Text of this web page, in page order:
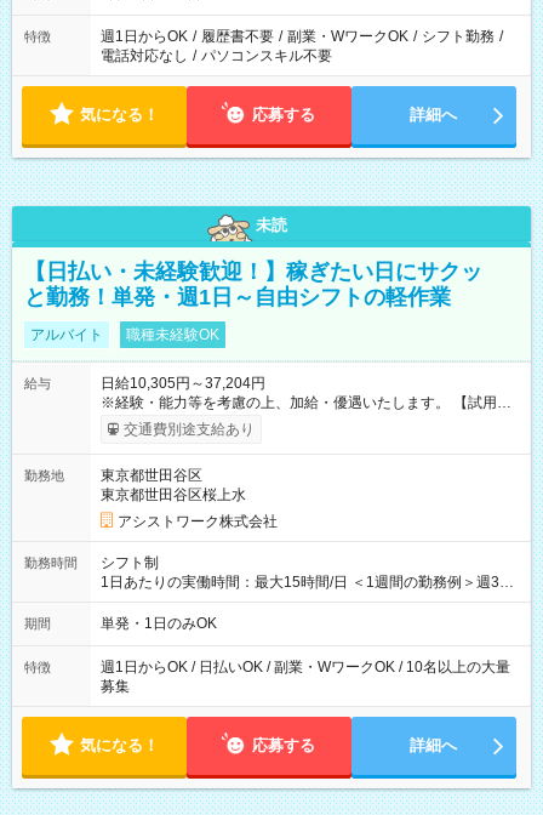
特徴 週1日からOK / 履歴書不要 / 副業・WワークOK / シフト勤務 /
電話対応なし / パソコンスキル不要
気になる！ 応募する 詳細へ
未読
【日払い・未経験歓迎！】稼ぎたい日にサクッ
と勤務！単発・週1日～自由シフトの軽作業
アルバイト 職種未経験OK
給与
日給10,305円～37,204円
※経験・能力等を考慮の上、加給・優遇いたします。 【試用期
間】試用期間なし
交通費別途支給あり
勤務地
東京都世田谷区
東京都世田谷区桜上水
アシストワーク株式会社
勤務時間
シフト制
1日あたりの実働時間：最大15時間/日 ＜1週間の勤務例＞週3回
勤務 勤務：月・水・金 休み：火・木・土・日 好きな時にお仕事
可能です！ ※1日あたりの最大実働時間は日勤、夜勤共に勤務し
期間 単発・1日のみOK
特徴
週1日からOK / 日払いOK / 副業・WワークOK / 10名以上の大量
募集
気になる！ 応募する 詳細へ